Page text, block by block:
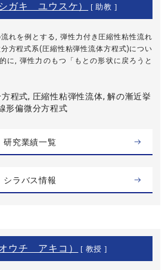
ガキ ユウスケ） [ 助教 ]
れを例とする, 弾性力付き圧縮性粘性流れ
方程式系(圧縮性粘弾性流体方程式)につい
に, 弾性力のもつ「もとの形状に戻ろうと
程式, 圧縮性粘弾性流体, 解の漸近挙
形偏微分方程式
研究業績一覧
シラバス情報
ウチ アキコ） [ 教授 ]